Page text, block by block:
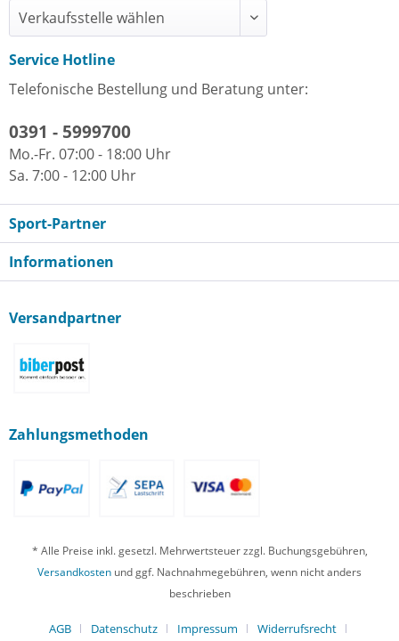
Service Hotline
Telefonische Bestellung und Beratung unter:
0391 - 5999700
Mo.-Fr. 07:00 - 18:00 Uhr
Sa. 7:00 - 12:00 Uhr
Sport-Partner
Informationen
Versandpartner
Zahlungsmethoden
* Alle Preise inkl. gesetzl. Mehrwertsteuer zzgl. Buchungsgebühren,
Versandkosten und ggf. Nachnahmegebühren, wenn nicht anders
beschrieben
AGB Datenschutz Impressum Widerrufsrecht